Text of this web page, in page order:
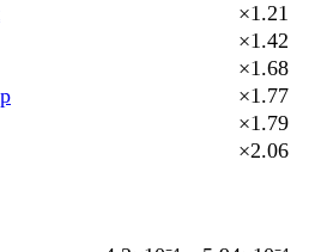
×1.21
×1.42
×1.68
×1.77
×1.79
×2.06